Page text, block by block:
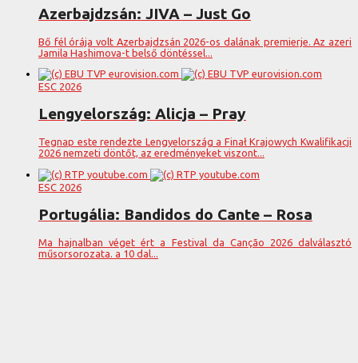
Azerbajdzsán: JIVA – Just Go
Bő fél órája volt Azerbajdzsán 2026-os dalának premierje. Az azeri
Jamila Hashimova-t belső döntéssel...
ESC 2026
Lengyelország: Alicja – Pray
Tegnap este rendezte Lengyelország a Finał Krajowych Kwalifikacji
2026 nemzeti döntőt, az eredményeket viszont...
ESC 2026
Portugália: Bandidos do Cante – Rosa
Ma hajnalban véget ért a Festival da Canção 2026 dalválasztó
műsorsorozata. a 10 dal...